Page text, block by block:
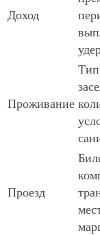
Доход
Проживание
Проезд